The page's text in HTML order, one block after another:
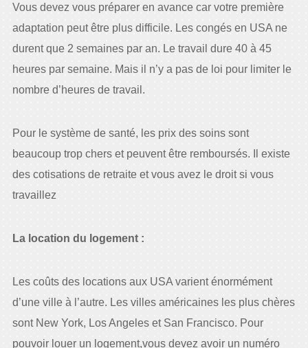
Vous devez vous préparer en avance car votre première
adaptation peut être plus difficile. Les congés en USA ne
durent que 2 semaines par an. Le travail dure 40 à 45
heures par semaine. Mais il n’y a pas de loi pour limiter le
nombre d’heures de travail.
Pour le système de santé, les prix des soins sont
beaucoup trop chers et peuvent être remboursés. Il existe
des cotisations de retraite et vous avez le droit si vous
travaillez
La location du logement :
Les coûts des locations aux USA varient énormément
d’une ville à l’autre. Les villes américaines les plus chères
sont New York, Los Angeles et San Francisco. Pour
pouvoir louer un logement,vous devez avoir un numéro